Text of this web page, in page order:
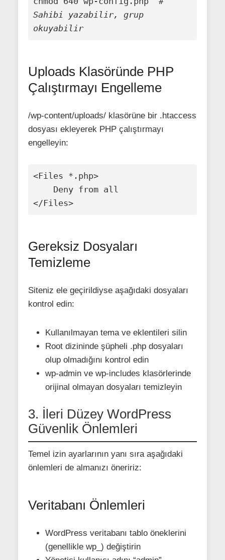
Sahibi yazabilir, grup
okuyabilir
Uploads Klasöründe PHP
Çalıştırmayı Engelleme
/wp-content/uploads/ klasörüne bir .htaccess
dosyası ekleyerek PHP çalıştırmayı
engelleyin:
<Files *.php>
</Files>
Gereksiz Dosyaları
Temizleme
Siteniz ele geçirildiyse aşağıdaki dosyaları
kontrol edin:
Kullanılmayan tema ve eklentileri silin
Root dizininde şüpheli .php dosyaları
olup olmadığını kontrol edin
wp-admin ve wp-includes klasörlerinde
orijinal olmayan dosyaları temizleyin
3. İleri Düzey WordPress
Güvenlik Önlemleri
Temel izin ayarlarının yanı sıra aşağıdaki
önlemleri de almanızı öneririz:
Veritabanı Önlemleri
WordPress veritabanı tablo öneklerini
(genellikle wp_) değiştirin